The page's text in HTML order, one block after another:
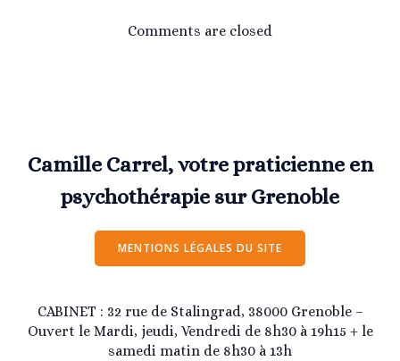
Comments are closed
Camille Carrel, votre praticienne en
psychothérapie sur Grenoble
MENTIONS LÉGALES DU SITE
CABINET : 32 rue de Stalingrad, 38000 Grenoble –
Ouvert le Mardi, jeudi, Vendredi de 8h30 à 19h15 + le
samedi matin de 8h30 à 13h